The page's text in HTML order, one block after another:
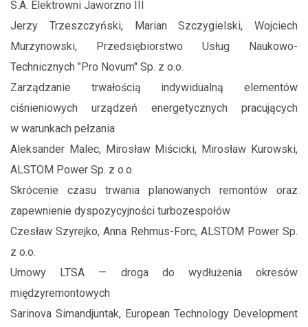
S.A. Elektrowni Jaworzno III
Jerzy Trzeszczyński, Marian Szczygielski, Wojciech
Murzynowski, Przedsiębiorstwo Usług Naukowo-
Technicznych "Pro Novum" Sp. z o.o.
Zarządzanie trwałością indywidualną elementów
ciśnieniowych urządzeń energetycznych pracujących
w warunkach pełzania
Aleksander Malec, Mirosław Miścicki, Mirosław Kurowski,
ALSTOM Power Sp. z o.o.
Skrócenie czasu trwania planowanych remontów oraz
zapewnienie dyspozycyjności turbozespołów
Czesław Szyrejko, Anna Rehmus-Forc, ALSTOM Power Sp.
z o.o.
Umowy LTSA — droga do wydłużenia okresów
międzyremontowych
Sarinova Simandjuntak, European Technology Development